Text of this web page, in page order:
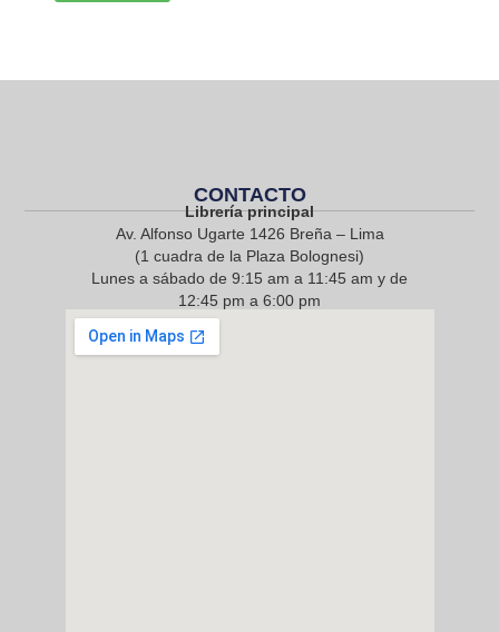
CONTACTO
Librería principal
Av. Alfonso Ugarte 1426 Breña – Lima
(1 cuadra de la Plaza Bolognesi)
Lunes a sábado de 9:15 am a 11:45 am y de
12:45 pm a 6:00 pm
968 217 912